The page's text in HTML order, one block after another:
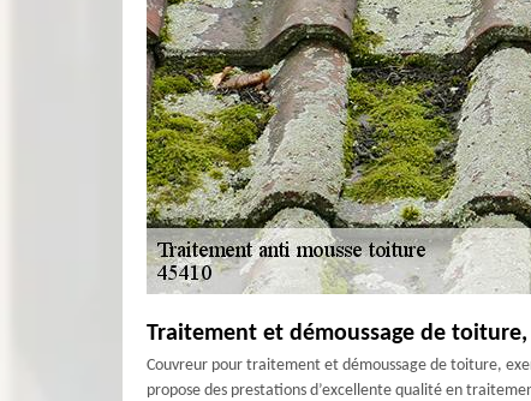
Traitement et démoussage de
Couvreur pour traitement et démoussage de toiture,
propose des prestations d’excellente qualité en